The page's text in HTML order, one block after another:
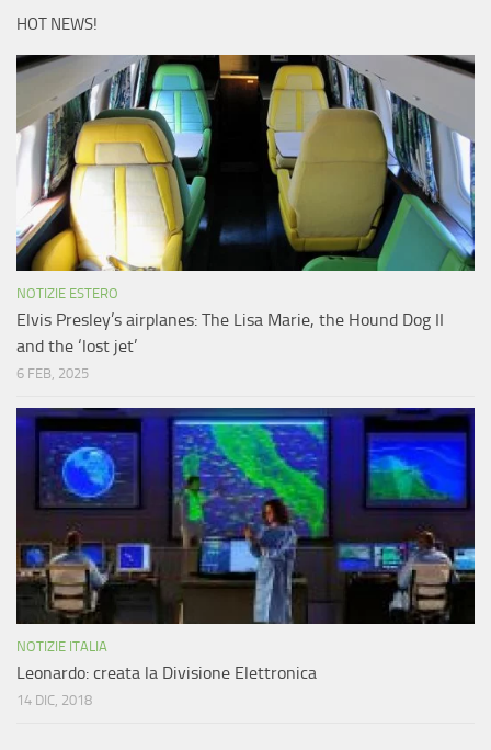
HOT NEWS!
NOTIZIE ESTERO
Elvis Presley’s airplanes: The Lisa Marie, the Hound Dog II
and the ‘lost jet’
6 FEB, 2025
NOTIZIE ITALIA
Leonardo: creata la Divisione Elettronica
14 DIC, 2018